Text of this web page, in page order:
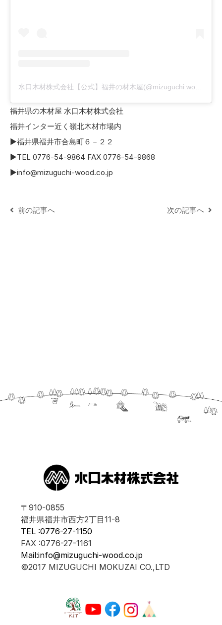
水口木材株式会社【公式】福井の材木屋(@mizuguchi.wood)がシェアした投稿
福井県の木材屋 水口木材株式会社
福井インター近く嶺北木材市場内
▶福井県福井市合島町６－２２
▶TEL 0776-54-9864 FAX 0776-54-9868
▶info@mizuguchi-wood.co.jp
前の記事へ 次の記事へ
〒910-0855
福井県福井市西方2丁目11-8
TEL :0776-27-1150
FAX :0776-27-1161
Mail:info@mizuguchi-wood.co.jp
©2017 MIZUGUCHI MOKUZAI CO.,LTD